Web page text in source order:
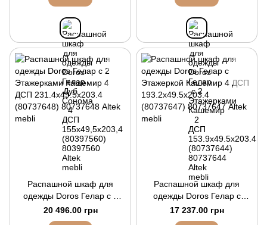
Распашной шкаф для
одежды Doros Гелар с 2
Этажерками Кашемир 4
ДСП 231.4х49.5х203.4
20 496.00 грн
Распашной шкаф для
одежды Doros Гелар с
Этажеркой Кашемир 4 ДСП
193.2х49.5х203.4
17 237.00 грн